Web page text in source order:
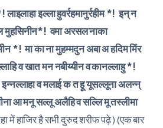
इल्ला हुवर्रहमानुर्रहीम *! इन् न
मुहसिनीन*! वमा अरसल नाका
*! मा का ना मुहम्मदुन अबा अ हदिम मिंर
व खात मन नबीय्यीन व कानल्लाहु *!
व मलाई क त हू यूसल्लूना अलन्न्
आ मनू सल्लू अलैहि व सल्लि मू तस्लीमा
में हाजिर है सभी दुरुद शरीफ पढ़े ) (एक बार